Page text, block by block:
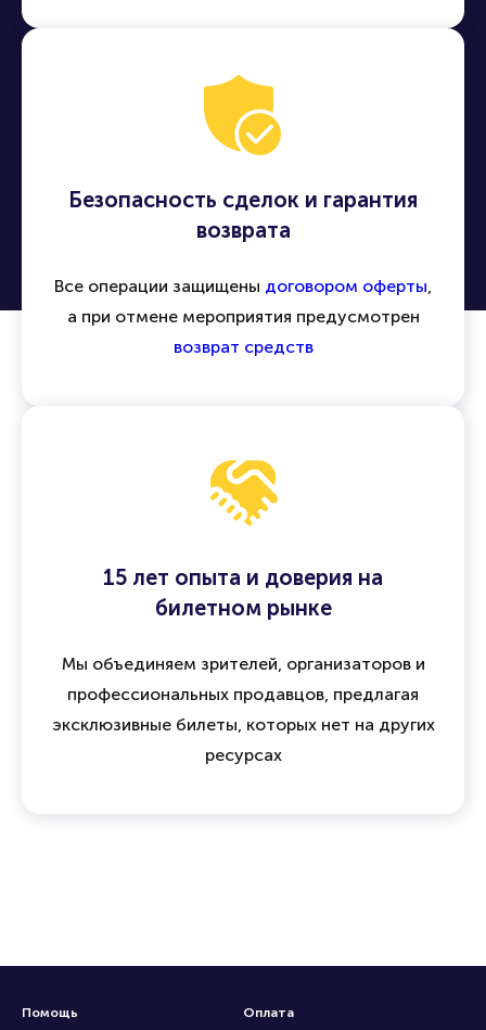
Безопасность сделок и гарантия
возврата
Все операции защищены договором оферты,
а при отмене мероприятия предусмотрен
возврат средств
15 лет опыта и доверия на
билетном рынке
Мы объединяем зрителей, организаторов и
профессиональных продавцов, предлагая
эксклюзивные билеты, которых нет на других
ресурсах
Помощь
Оплата